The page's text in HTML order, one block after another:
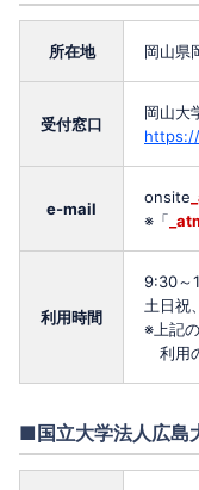
所在地 岡山県
受付窓口
岡⼭⼤
e-mail
onsite
※「
利用時間
9:30～
土日祝
※上記
利用
■国立大学法人広島